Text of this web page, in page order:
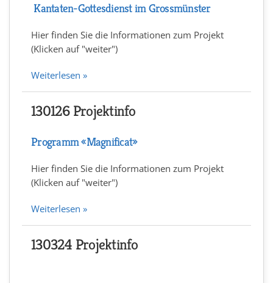
Kantaten-Gottesdienst im Grossmünster
Hier finden Sie die Informationen zum Projekt
(Klicken auf "weiter")
Weiterlesen »
130126 Projektinfo
Programm «Magnificat»
Hier finden Sie die Informationen zum Projekt
(Klicken auf "weiter")
Weiterlesen »
130324 Projektinfo